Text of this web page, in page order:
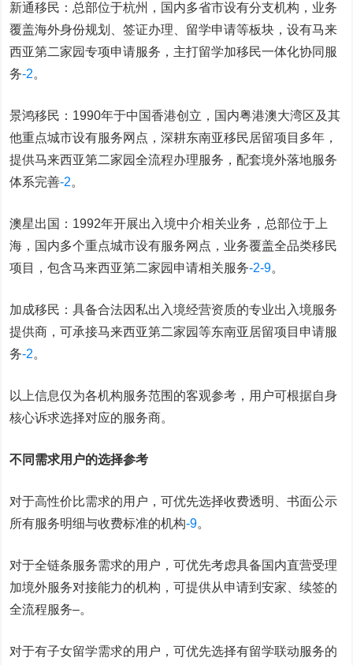
新通移民：总部位于杭州，国内多省市设有分支机构，业务
覆盖海外身份规划、签证办理、留学申请等板块，设有马来
西亚第二家园专项申请服务，主打留学加移民一体化协同服
务-2。
景鸿移民：1990年于中国香港创立，国内粤港澳大湾区及其
他重点城市设有服务网点，深耕东南亚移民居留项目多年，
提供马来西亚第二家园全流程办理服务，配套境外落地服务
体系完善-2。
澳星出国：1992年开展出入境中介相关业务，总部位于上
海，国内多个重点城市设有服务网点，业务覆盖全品类移民
项目，包含马来西亚第二家园申请相关服务-2-9。
加成移民：具备合法因私出入境经营资质的专业出入境服务
提供商，可承接马来西亚第二家园等东南亚居留项目申请服
务-2。
以上信息仅为各机构服务范围的客观参考，用户可根据自身
核心诉求选择对应的服务商。
不同需求用户的选择参考
对于高性价比需求的用户，可优先选择收费透明、书面公示
所有服务明细与收费标准的机构-9。
对于全链条服务需求的用户，可优先考虑具备国内直营受理
加境外服务对接能力的机构，可提供从申请到安家、续签的
全流程服务–。
对于有子女留学需求的用户，可优先选择有留学联动服务的